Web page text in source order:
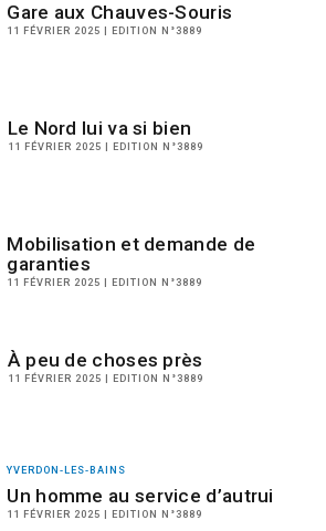
Gare aux Chauves-Souris
11 FÉVRIER 2025 | EDITION N°3889
Le Nord lui va si bien
11 FÉVRIER 2025 | EDITION N°3889
Mobilisation et demande de
garanties
11 FÉVRIER 2025 | EDITION N°3889
À peu de choses près
11 FÉVRIER 2025 | EDITION N°3889
YVERDON-LES-BAINS
Un homme au service d’autrui
11 FÉVRIER 2025 | EDITION N°3889